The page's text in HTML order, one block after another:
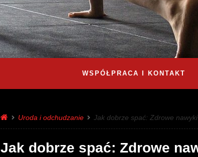
WSPÓŁPRACA I KONTAKT
Uroda i odchudzanie Jak dobrze spać: Zdrowe
Jak dobrze spać: Zdrowe